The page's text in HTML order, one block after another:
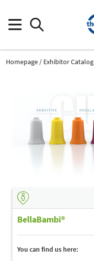
Homepage Exhibitor Catalog
BellaBambi®
You can find us here: